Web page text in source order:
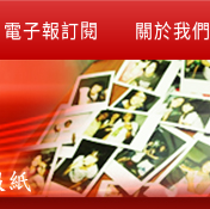
電子報訂閱 關於我們